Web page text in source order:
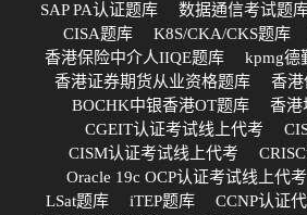
SAP PA认证题库
数据通信考试题
CISA题库
K8S/CKA/CKS题库
香港保险中介人IIQE题库
kpmg德
香港证券期货从业资格题库
香港
BOCHK中银香港OT题库
香港
CGEIT认证考试线上代考
CISM认证考试线上代考
Oracle 19c OCP认证考试线上代考
LSat题库
iTEP题库 CCNP认证